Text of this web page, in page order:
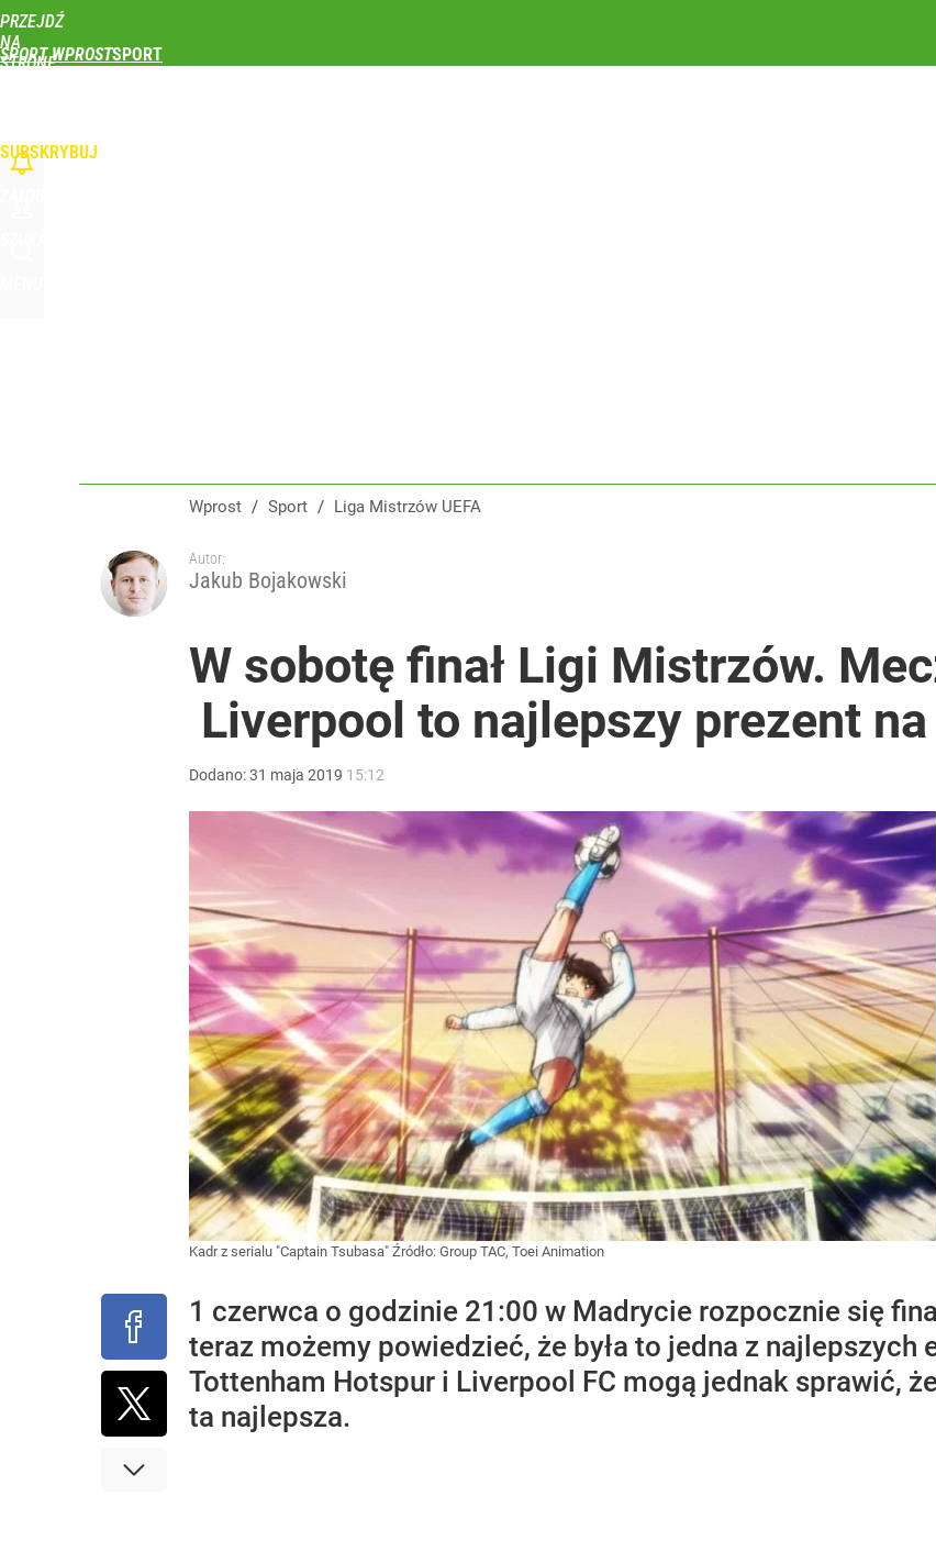
PRZEJDŹ
NA
STRONĘ
SPORT WPROST
SUBSKRYBUJ
Wprost / Sport / Liga Mistrzów UEFA
Autor:
Jakub Bojakowski
W sobotę finał Ligi Mistrzów.
Liverpool to najlepszy prezent
Dodano:31 maja 2019 15:12
Kadr z serialu "Captain Tsubasa" Źródło: Group TAC, Toei Animation
1 czerwca o godzinie 21:00 w Madrycie rozpocznie się
teraz możemy powiedzieć, że była to jedna z
Tottenham Hotspur i Liverpool FC mogą jednak sprawić,
ta najlepsza.